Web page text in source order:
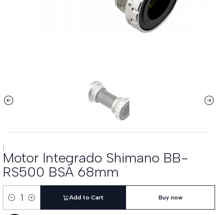
|
Motor Integrado Shimano BB-
RS500 BSA 68mm
Quantity
Add to Cart Buy now